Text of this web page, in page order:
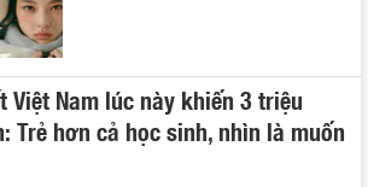
Việt Nam lúc này khiến 3 triệu
Trẻ hơn cả học sinh, nhìn là muốn